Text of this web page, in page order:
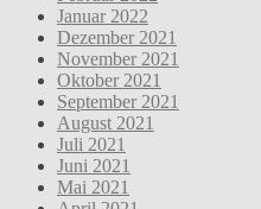
Januar 2022
Dezember 2021
November 2021
Oktober 2021
September 2021
August 2021
Juli 2021
Juni 2021
Mai 2021